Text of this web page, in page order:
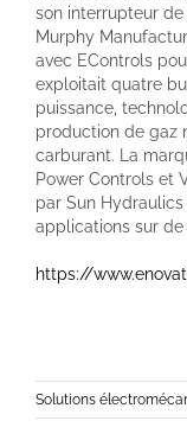
son interrupteur
Murphy
avec EControls
exploitait quatre
puissance,
production de gaz
carburant. La
Power Controls et
par Sun Hydraulics
applications sur
https://
Solutions